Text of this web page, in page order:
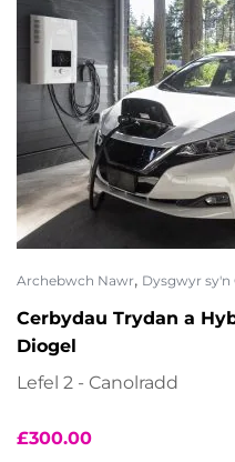
Archebwch Nawr, Dysgwyr sy'n
Cerbydau Trydan a
Diogel
Lefel 2 - Canolradd
£300.00